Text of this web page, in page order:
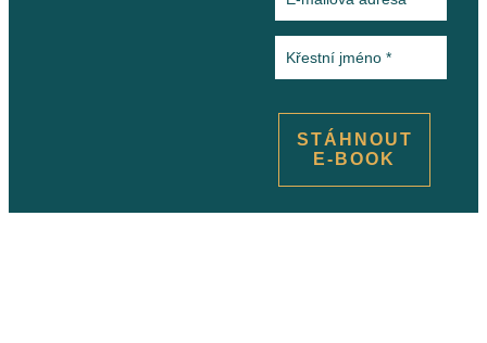
STÁHNOUT
E-BOOK